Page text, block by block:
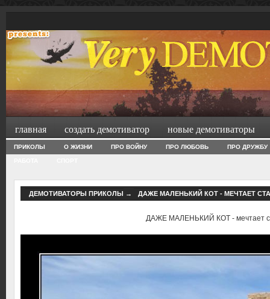
главная создать демотиватор новые демотиваторы
ПРИКОЛЫ О ЖИЗНИ ПРО ВОЙНУ ПРО ЛЮБОВЬ ПРО ДРУЖБУ
ДЕМОТИВАТОРЫ ПРИКОЛЫ → ДАЖЕ МАЛЕНЬКИЙ КОТ - МЕЧТАЕТ
ДАЖЕ МАЛЕНЬКИЙ КОТ - мечтает